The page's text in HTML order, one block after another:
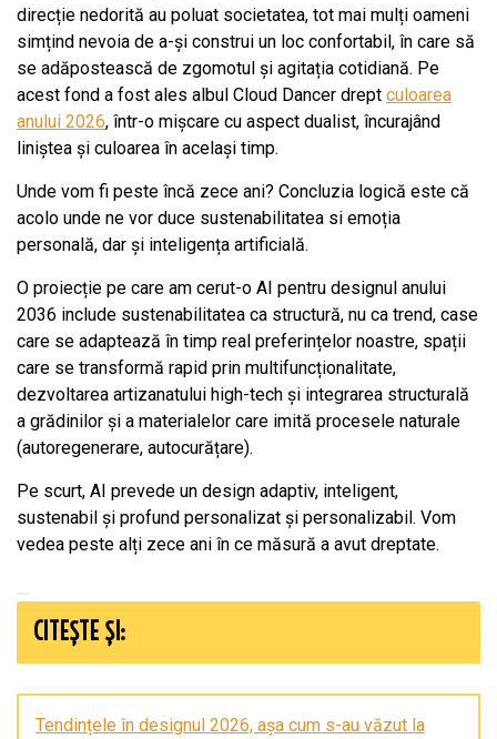
direcție nedorită au poluat societatea, tot mai mulți oameni
simțind nevoia de a-și construi un loc confortabil, în care să
se adăpostească de zgomotul și agitația cotidiană. Pe
acest fond a fost ales albul Cloud Dancer drept culoarea
anului 2026, într-o mișcare cu aspect dualist, încurajând
liniștea și culoarea în același timp.
Unde vom fi peste încă zece ani? Concluzia logică este că
acolo unde ne vor duce sustenabilitatea si emoția
personală, dar și inteligența artificială.
O proiecție pe care am cerut-o AI pentru designul anului
2036 include sustenabilitatea ca structură, nu ca trend, case
care se adaptează în timp real preferințelor noastre, spații
care se transformă rapid prin multifuncționalitate,
dezvoltarea artizanatului high-tech și integrarea structurală
a grădinilor și a materialelor care imită procesele naturale
(autoregenerare, autocurățare).
Pe scurt, AI prevede un design adaptiv, inteligent,
sustenabil și profund personalizat și personalizabil. Vom
vedea peste alți zece ani în ce măsură a avut dreptate.
CITEȘTE ȘI:
Tendințele în designul 2026, așa cum s-au văzut la